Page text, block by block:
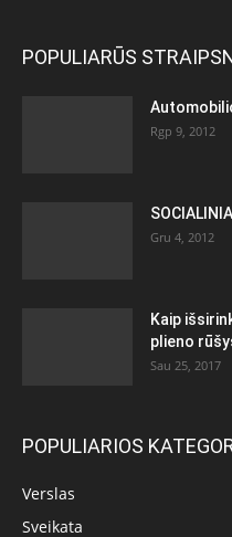
POPULIARŪS
Rgp 9, 2012
Gru 4, 2012
Kaip
plieno
Sau 25, 2017
POPULIARIOS
Verslas
Sveikata